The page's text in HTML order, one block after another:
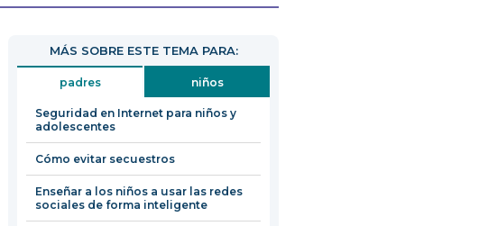
MÁS SOBRE ESTE TEMA PARA:
padres niños
Seguridad en Internet para niños y
adolescentes
Cómo evitar secuestros
Enseñar a los niños a usar las redes
sociales de forma inteligente